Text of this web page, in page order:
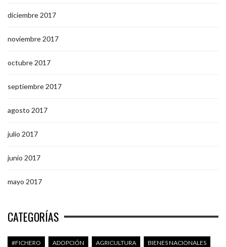
diciembre 2017
noviembre 2017
octubre 2017
septiembre 2017
agosto 2017
julio 2017
junio 2017
mayo 2017
CATEGORÍAS
#FICHERO ADOPCIÓN AGRICULTURA BIENES NACIONALES